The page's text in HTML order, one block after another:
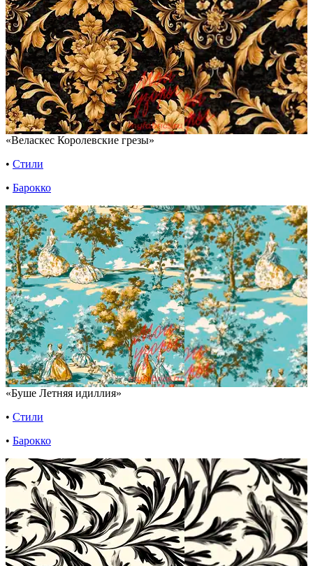
«Веласкес Королевские грезы»
• Стили
• Барокко
«Буше Летняя идиллия»
• Стили
• Барокко